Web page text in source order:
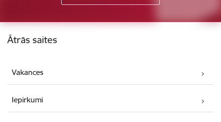
Kājene
Ātrās saites
Vakances
Iepirkumi